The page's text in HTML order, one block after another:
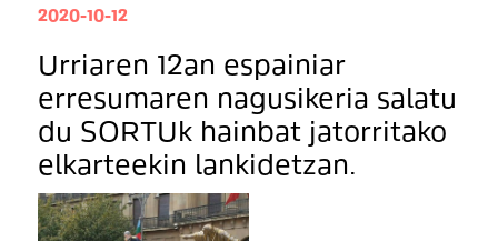
2020-10-12
Urriaren 12an espainiar
erresumaren nagusikeria salatu
du SORTUk hainbat jatorritako
elkarteekin lankidetzan.